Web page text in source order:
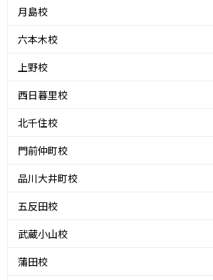
月島校
六本木校
上野校
西日暮里校
北千住校
門前仲町校
品川大井町校
五反田校
武蔵小山校
蒲田校